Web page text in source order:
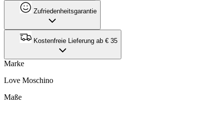
Zufriedenheitsgarantie
Kostenfreie Lieferung ab € 35
Marke
Love Moschino
Maße